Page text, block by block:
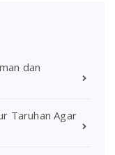
dan
Taruhan Agar